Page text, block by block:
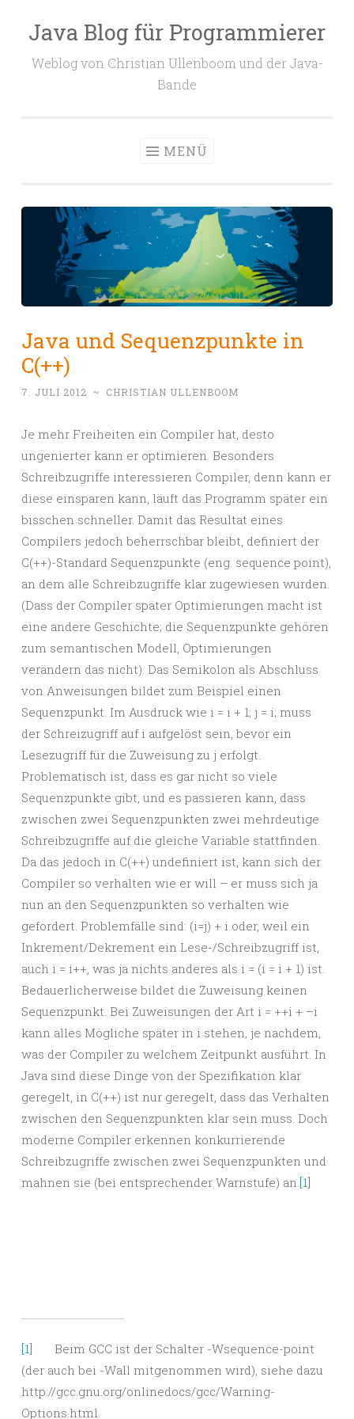
Zum
springen
Java Blog für Programmierer
Weblog von Christian Ullenboom und der Java-
Bande
MENÜ
Java und Sequenzpunkte in
C(++)
7. JULI 2012 ~ CHRISTIAN ULLENBOOM
Je mehr Freiheiten ein Compiler hat, desto
ungenierter kann er optimieren. Besonders
Schreibzugriffe interessieren Compiler, denn kann er
diese einsparen kann, läuft das Programm später ein
bisschen schneller. Damit das Resultat eines
Compilers jedoch beherrschbar bleibt, definiert der
C(++)-Standard Sequenzpunkte (eng. sequence point),
an dem alle Schreibzugriffe klar zugewiesen wurden.
(Dass der Compiler später Optimierungen macht ist
eine andere Geschichte; die Sequenzpunkte gehören
zum semantischen Modell, Optimierungen
verändern das nicht). Das Semikolon als Abschluss
von Anweisungen bildet zum Beispiel einen
Sequenzpunkt. Im Ausdruck wie i = i + 1; j = i; muss
der Schreizugriff auf i aufgelöst sein, bevor ein
Lesezugriff für die Zuweisung zu j erfolgt.
Problematisch ist, dass es gar nicht so viele
Sequenzpunkte gibt, und es passieren kann, dass
zwischen zwei Sequenzpunkten zwei mehrdeutige
Schreibzugriffe auf die gleiche Variable stattfinden.
Da das jedoch in C(++) undefiniert ist, kann sich der
Compiler so verhalten wie er will – er muss sich ja
nun an den Sequenzpunkten so verhalten wie
gefordert. Problemfälle sind: (i=j) + i oder, weil ein
Inkrement/Dekrement ein Lese-/Schreibzugriff ist,
auch i = i++, was ja nichts anderes als i = (i = i + 1) ist.
Bedauerlicherweise bildet die Zuweisung keinen
Sequenzpunkt. Bei Zuweisungen der Art i = ++i + –i
kann alles Mögliche später in i stehen, je nachdem,
was der Compiler zu welchem Zeitpunkt ausführt. In
Java sind diese Dinge von der Spezifikation klar
geregelt, in C(++) ist nur geregelt, dass das Verhalten
zwischen den Sequenzpunkten klar sein muss. Doch
moderne Compiler erkennen konkurrierende
Schreibzugriffe zwischen zwei Sequenzpunkten und
mahnen sie (bei entsprechender Warnstufe) an.[1]
[1] Beim GCC ist der Schalter -Wsequence-point
(der auch bei -Wall mitgenommen wird), siehe dazu
http://gcc.gnu.org/onlinedocs/gcc/Warning-
Options.html.